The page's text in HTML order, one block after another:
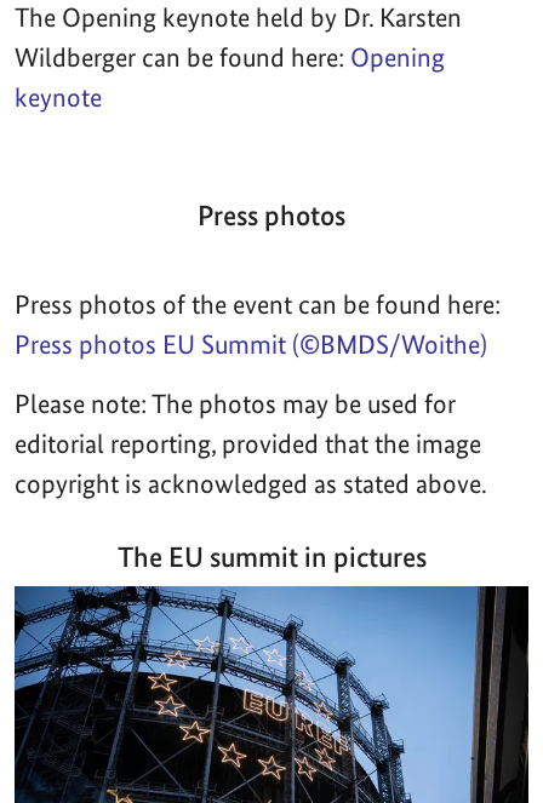
The Opening keynote held by Dr. Karsten
Wildberger can be found here: Opening
keynote
Press photos
Press photos of the event can be found here:
Press photos EU Summit (©BMDS/Woithe)
Please note: The photos may be used for
editorial reporting, provided that the image
copyright is acknowledged as stated above.
The EU summit in pictures